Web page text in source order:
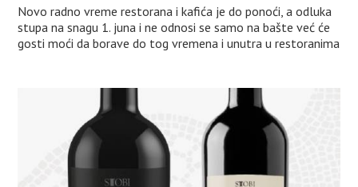
Novo radno vreme restorana i kafića je do ponoći, a odluka
stupa na snagu 1. juna i ne odnosi se samo na bašte već će
gosti moći da borave do tog vremena i unutra u restoranima